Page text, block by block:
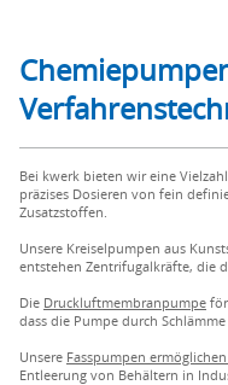
Bei kwerk bieten wir eine
präzises Dosieren von fein
Zusatzstoffen.
Unsere Kreiselpumpen aus
entstehen Zentrifugalkräfte, die
Die Druckluftmembranpumpe
dass die Pumpe durch
Unsere Fasspumpen
Entleerung von Behältern in